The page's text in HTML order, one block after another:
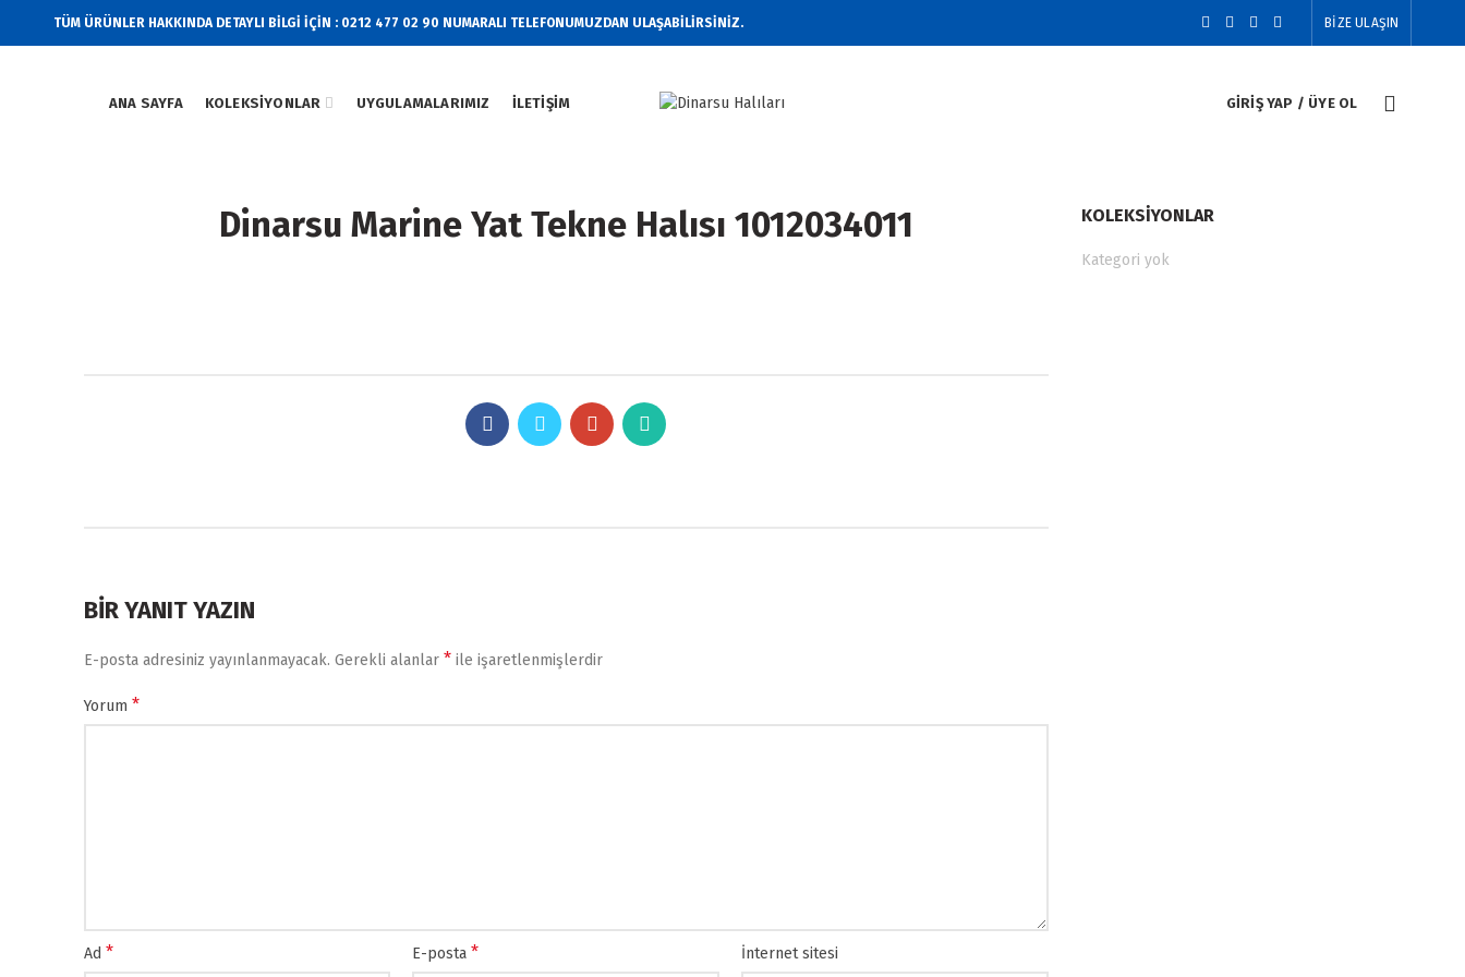
TÜM ÜRÜNLER HAKKINDA DETAYLI BİLGİ İÇİN : 0212 477 02 90 NUMARALI TELEFONUMUZDAN ULAŞABİLİRSİNİZ. BİZE ULAŞIN
ANA SAYFA KOLEKSIYONLAR UYGULAMALARIMIZ İLETIŞIM GIRIŞ YAP / ÜYE OL
Dinarsu Marine Yat Tekne Halısı 1012034011
BIR YANIT YAZIN
E-posta adresiniz yayınlanmayacak. Gerekli alanlar *ile işaretlenmişlerdir
Yorum *
Ad * E-posta* İnternet sitesi
KOLEKSIYONLAR
Kategori yok